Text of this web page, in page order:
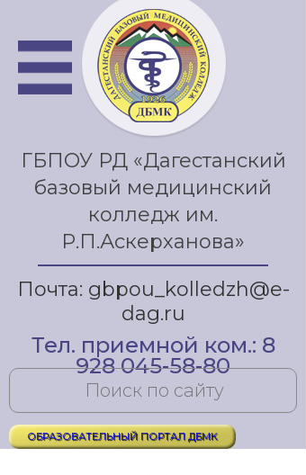
ГБПОУ РД «Дагестанский
базовый медицинский
колледж им.
Р.П.Аскерханова»
Почта: gbpou_kolledzh@e-
dag.ru
Тел. приемной ком.: 8
928 045-58-80
ОБРАЗОВАТЕЛЬНЫЙ ПОРТАЛ ДБМК